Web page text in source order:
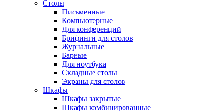
Столы
Письменные
Компьютерные
Для конференций
Брифинги для столов
Журнальные
Барные
Для ноутбука
Складные столы
Экраны для столов
Шкафы
Шкафы закрытые
Шкафы комбинированные